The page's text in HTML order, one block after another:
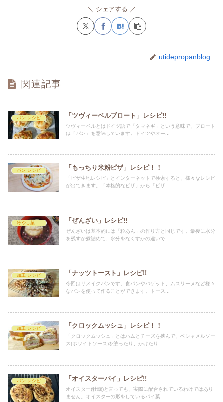
シェアする
utidepropanblog
関連記事
パン レシピ 「ツヴィーベルブロート」レシピ!!
ツヴィーベルとはドイツ語で「タマネギ」という意味で、ブロート
は「パン」を意味しています。ドイツやオー...
パン レシピ 「もっちり米粉ピザ」レシピ！！
「ピザ生地レシピ」とインターネットで検索すると、様々なレシピ
が出てきます。「本格的なピザ」から「ピザ...
冷やし菓子 レシピ 「ぜんざい」レシピ!!
ぜんざいは基本的には「粒あん」の作り方と同じです。最後に水分
を残すか煮詰めて、水分をなくすかの違いで...
加工 レシピ 「ナッツトースト」レシピ!!
今回はリメイクパンです。食パンやバゲット、ムスリーヌなど様々
なパンを使って作ることができます。トース...
加工 レシピ 「クロックムッシュ」レシピ！！
「クロックムッシュ」とはハムとチーズを挟んで、ベシャメルソー
ス(ホワイトソース)を塗ったり、かけたり...
パン レシピ 「オイスターパイ」レシピ!!
オイスター(牡蠣)と言っても、実際に配合されているわけではあり
ません。オイスターの形をしているパイ菓...